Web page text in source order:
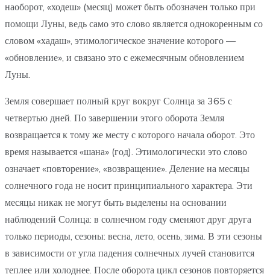
наоборот, «ходеш» (месяц) может быть обозначен только при
помощи Луны, ведь само это слово является однокоренным со
словом «хадаш», этимологическое значение которого —
«обновление», и связано это с ежемесячным обновлением
Луны.
Земля совершает полный круг вокруг Солнца за 365 с
четвертью дней. По завершении этого оборота Земля
возвращается к тому же месту с которого начала оборот. Это
время называется «шана» (год). Этимологически это слово
означает «повторение», «возвращение». Деление на месяцы
солнечного года не носит принципиального характера. Эти
месяцы никак не могут быть выделены на основании
наблюдений Солнца: в солнечном году сменяют друг друга
только периоды, сезоны: весна, лето, осень, зима. В эти сезоны
в зависимости от угла падения солнечных лучей становится
теплее или холоднее. После оборота цикл сезонов повторяется